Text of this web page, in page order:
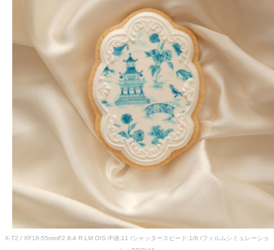
X-T2 / XF18-55mmF2.8-4 R LM OIS /F値:11 /シャッタースピード:1/8 /フィルムシミュレーショ